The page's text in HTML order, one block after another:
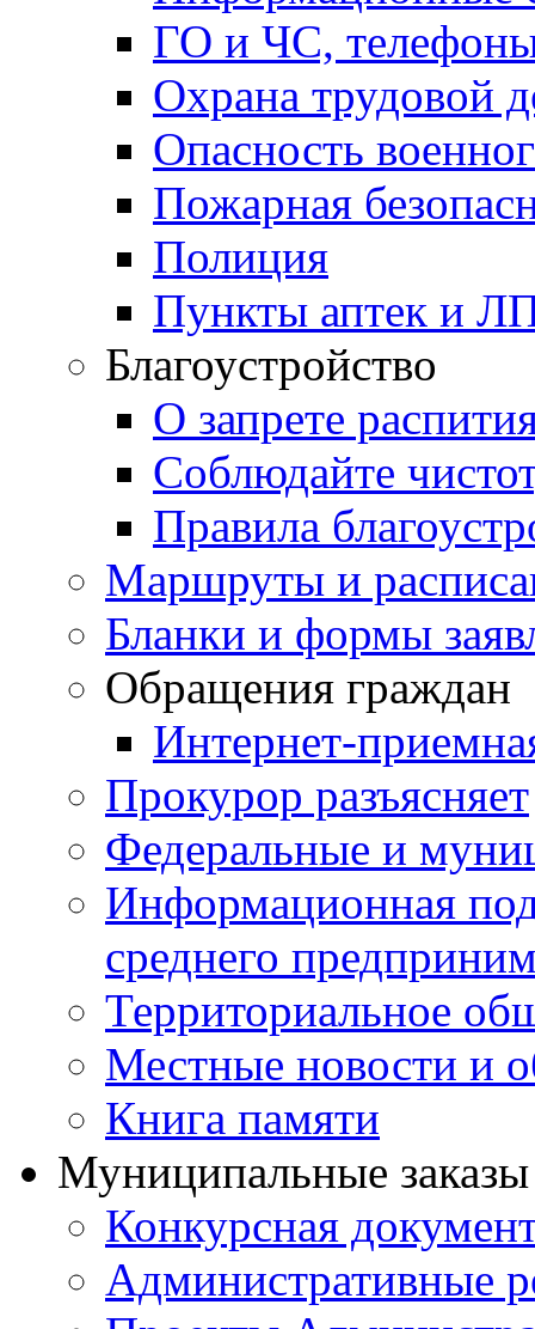
ГО и ЧС,
Охрана трудовой
Опасность
Пожарная
Полиция
Пункты аптек и
Благоустройство
О запрете
Соблюдайте
Правила
Маршруты и
Бланки и формы
Обращения граждан
Интернет-
Прокурор разъясняет
Федеральные и
Информационная
среднего
Территориальное
Местные новости и
Книга памяти
Муниципальные
Конкурсная
Административные